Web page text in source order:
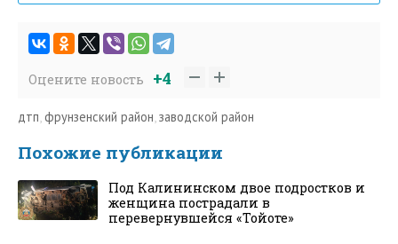
Оцените новость +4
дтп,фрунзенский район,заводской район
Похожие публикации
Под Калининском двое подростков и
женщина пострадали в
перевернувшейся «Тойоте»